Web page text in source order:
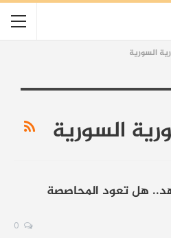
السورية
السورية
هل تعود المحاصصة